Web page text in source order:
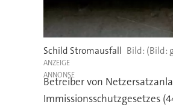
Schild Stromausfall (Bild:
ANZEIGE
Betreiber von
Immissionsschutzgesetzes